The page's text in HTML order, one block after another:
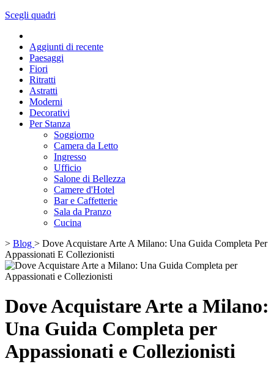
Scegli quadri
Aggiunti di recente
Paesaggi
Fiori
Ritratti
Astratti
Moderni
Decorativi
Per Stanza
Soggiorno
Camera da Letto
Ingresso
Ufficio
Salone di Bellezza
Camere d'Hotel
Bar e Caffetterie
Sala da Pranzo
Cucina
> Blog > Dove Acquistare Arte A Milano: Una Guida Completa Per
Appassionati E Collezionisti
Dove Acquistare Arte a Milano:
Una Guida Completa per
Appassionati e Collezionisti